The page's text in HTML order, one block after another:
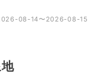
08-14〜2026-08-15